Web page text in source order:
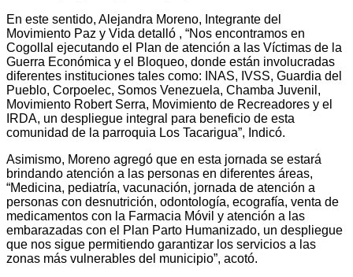
En este sentido, Alejandra Moreno, Integrante del
Movimiento Paz y Vida detalló , “Nos encontramos en
Cogollal ejecutando el Plan de atención a las Víctimas de la
Guerra Económica y el Bloqueo, donde están involucradas
diferentes instituciones tales como: INAS, IVSS, Guardia del
Pueblo, Corpoelec, Somos Venezuela, Chamba Juvenil,
Movimiento Robert Serra, Movimiento de Recreadores y el
IRDA, un despliegue integral para beneficio de esta
comunidad de la parroquia Los Tacarigua”, Indicó.
Asimismo, Moreno agregó que en esta jornada se estará
brindando atención a las personas en diferentes áreas,
“Medicina, pediatría, vacunación, jornada de atención a
personas con desnutrición, odontología, ecografía, venta de
medicamentos con la Farmacia Móvil y atención a las
embarazadas con el Plan Parto Humanizado, un despliegue
que nos sigue permitiendo garantizar los servicios a las
zonas más vulnerables del municipio”, acotó.